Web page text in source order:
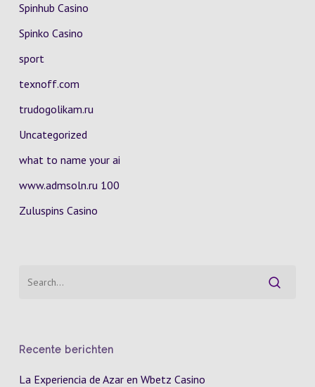
Spinhub Casino
Spinko Casino
sport
texnoff.com
trudogolikam.ru
Uncategorized
what to name your ai
www.admsoln.ru 100
Zuluspins Casino
Recente berichten
La Experiencia de Azar en Wbetz Casino